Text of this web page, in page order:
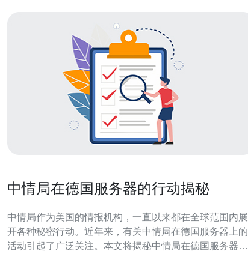
中情局在德国服务器的行动揭秘
中情局作为美国的情报机构，一直以来都在全球范围内展
开各种秘密行动。近年来，有关中情局在德国服务器上的
活动引起了广泛关注。本文将揭秘中情局在德国服务器的